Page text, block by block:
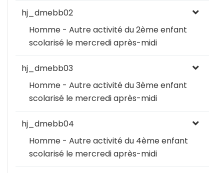
hj_dmebb02
Homme - Autre activité du 2ème enfant
scolarisé le mercredi après-midi
hj_dmebb03
Homme - Autre activité du 3ème enfant
scolarisé le mercredi après-midi
hj_dmebb04
Homme - Autre activité du 4ème enfant
scolarisé le mercredi après-midi